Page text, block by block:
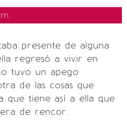
presente de alguna
regresó a vivir en
tuvo un apego
de las cosas que
que tiene así a ella que
de rencor.